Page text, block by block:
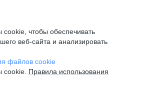
чтобы обеспечивать
веб-сайта и анализировать
файлов cookie
Правила использования